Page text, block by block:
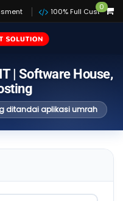
100% Full Custom
0
| Software House,
ditandai aplikasi umrah